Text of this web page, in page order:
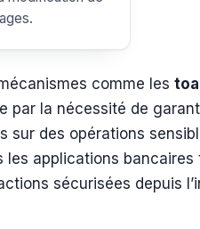
comme les
par la nécessité de
sur des opérations
les applications bancaires
sécurisées depuis